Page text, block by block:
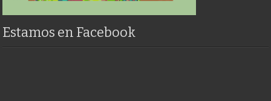
Estamos en Facebook